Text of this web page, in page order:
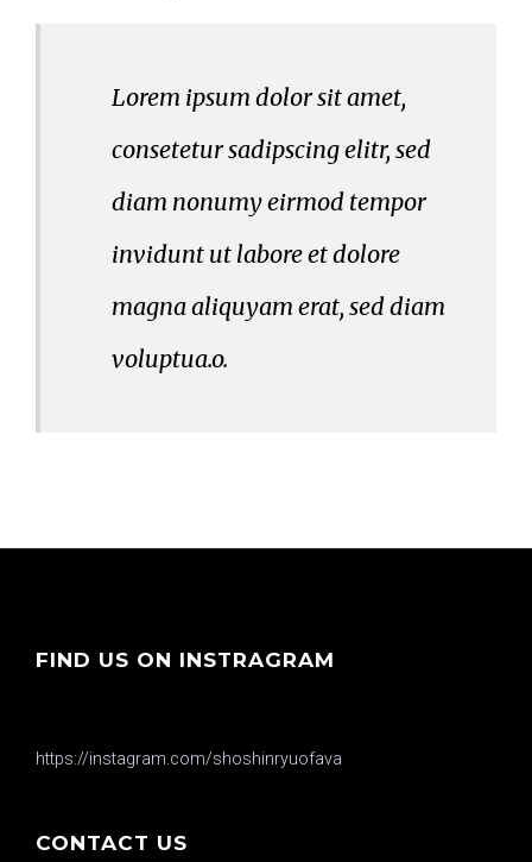
Lorem ipsum dolor sit amet,
consetetur sadipscing elitr, sed
diam nonumy eirmod tempor
invidunt ut labore et dolore
magna aliquyam erat, sed diam
voluptua.o.
FIND US ON INSTRAGRAM
https://instagram.com/shoshinryuofava
CONTACT US